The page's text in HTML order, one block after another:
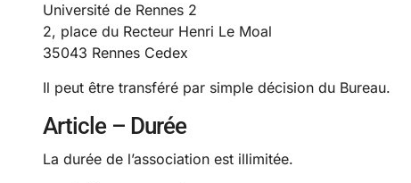
Université de Rennes 2
2, place du Recteur Henri Le Moal
35043 Rennes Cedex
Il peut être transféré par simple décision du Bureau.
Article – Durée
La durée de l’association est illimitée.